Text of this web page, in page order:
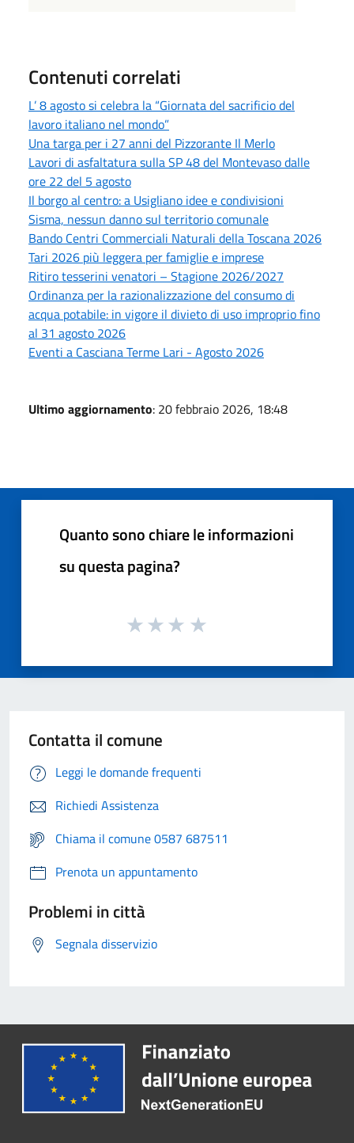
Contenuti correlati
L’ 8 agosto si celebra la “Giornata del sacrificio del
lavoro italiano nel mondo”
Una targa per i 27 anni del Pizzorante Il Merlo
Lavori di asfaltatura sulla SP 48 del Montevaso dalle
ore 22 del 5 agosto
Il borgo al centro: a Usigliano idee e condivisioni
Sisma, nessun danno sul territorio comunale
Bando Centri Commerciali Naturali della Toscana 2026
Tari 2026 più leggera per famiglie e imprese
Ritiro tesserini venatori – Stagione 2026/2027
Ordinanza per la razionalizzazione del consumo di
acqua potabile: in vigore il divieto di uso improprio fino
al 31 agosto 2026
Eventi a Casciana Terme Lari - Agosto 2026
Ultimo aggiornamento: 20 febbraio 2026, 18:48
Quanto sono chiare le informazioni
su questa pagina?
Contatta il comune
Leggi le domande frequenti
Richiedi Assistenza
Chiama il comune 0587 687511
Prenota un appuntamento
Problemi in città
Segnala disservizio